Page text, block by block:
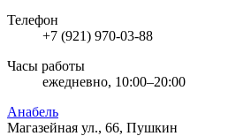
Телефон
+7 (921) 970-03-88
Часы работы
ежедневно, 10:00–20:00
Анабель
Магазейная ул., 66, Пушкин